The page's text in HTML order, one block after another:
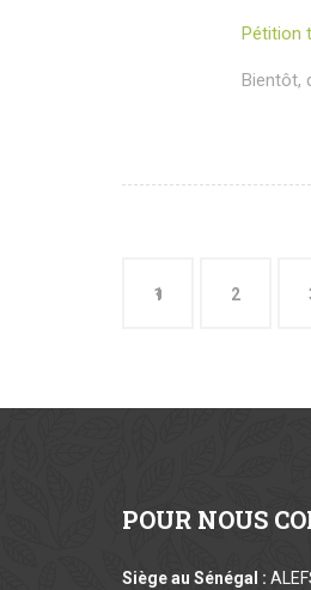
Pétition
Bientôt,
1 2
POUR NOUS
Siège au Sénégal :